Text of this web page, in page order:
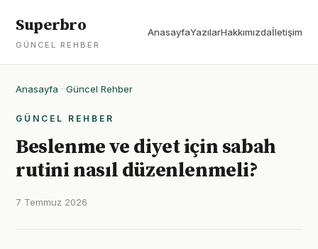
Superbro
GÜNCEL REHBER
AnasayfaYazılarHakkımızdaİletişim
Anasayfa · Güncel Rehber
GÜNCEL REHBER
Beslenme ve diyet için sabah
rutini nasıl düzenlenmeli?
7 Temmuz 2026